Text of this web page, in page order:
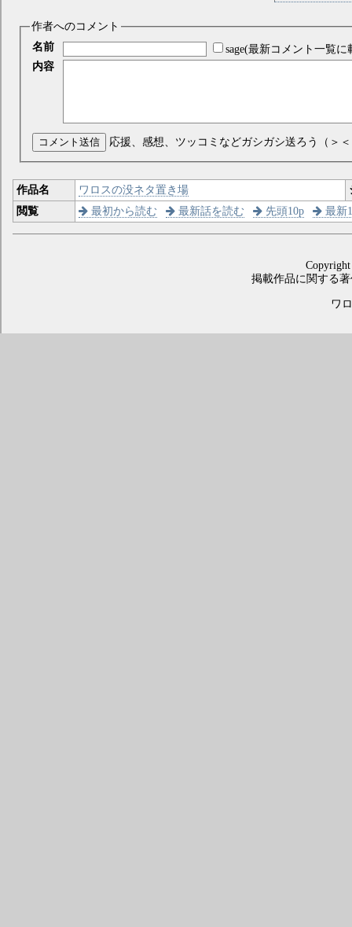
作者へのコメント
名前
sage(最新コメント一覧に
内容
コメント送信 応援、感想、ツッコミなどガシガシ送ろう（＞
作品名 ワロスの没ネタ置き場
閲覧
最初から読む 最新話を読む 先頭10p 最新
掲載作品に関する
ワ